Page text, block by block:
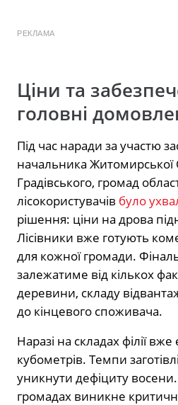
РЕКЛАМА
Ціни та
головні
Під час наради за участю
начальника Житомирської
Градівського, громад
лісокористувачів було
рішення: ціни на дрова
Лісівники вже готують
для кожної громади.
залежатиме від кількох
деревини, складу
до кінцевого споживача.
Наразі на складах філії
кубометрів. Темпи
уникнути дефіциту
громадах виникне